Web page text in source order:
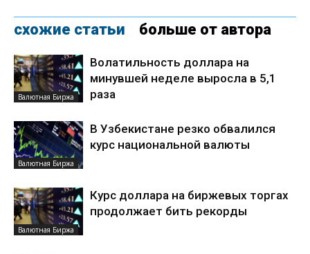
схожие статьи больше от автора
Валютная Биржа
Волатильность доллара на
минувшей неделе выросла в 5,1
раза
Валютная Биржа
В Узбекистане резко обвалился
курс национальной валюты
Валютная Биржа
Курс доллара на биржевых торгах
продолжает бить рекорды